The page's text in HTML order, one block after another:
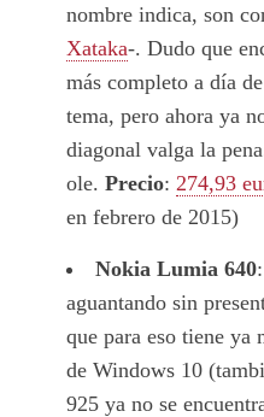
nombre indica, son
Xataka-. Dudo que
más completo a día
tema, pero ahora ya
diagonal valga la
ole. Precio: 274,93
en febrero de 2015)
Nokia Lumia 640
aguantando sin
que para eso tiene ya
de Windows 10
925 ya no se